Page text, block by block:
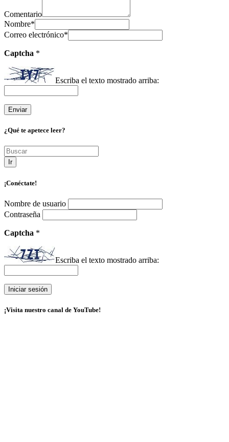
Comentario
Nombre*
Correo electrónico*
Captcha *
Escriba el texto mostrado arriba:
¿Qué te apetece leer?
Ir
¡Conéctate!
Nombre de usuario
Contraseña
Captcha *
Escriba el texto mostrado arriba:
¡Visita nuestro canal de YouTube!